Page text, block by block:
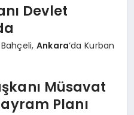
Devlet
Ankara‘da Kurban
Müsavat
Planı